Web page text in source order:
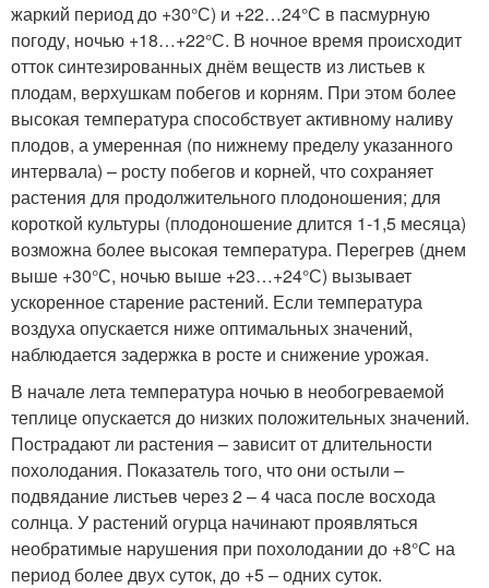
жаркий период до +30°С) и +22…24°С в пасмурную
погоду, ночью +18…+22°С. В ночное время происходит
отток синтезированных днём веществ из листьев к
плодам, верхушкам побегов и корням. При этом более
высокая температура способствует активному наливу
плодов, а умеренная (по нижнему пределу указанного
интервала) – росту побегов и корней, что сохраняет
растения для продолжительного плодоношения; для
короткой культуры (плодоношение длится 1-1,5 месяца)
возможна более высокая температура. Перегрев (днем
выше +30°С, ночью выше +23…+24°С) вызывает
ускоренное старение растений. Если температура
воздуха опускается ниже оптимальных значений,
наблюдается задержка в росте и снижение урожая.
В начале лета температура ночью в необогреваемой
теплице опускается до низких положительных значений.
Пострадают ли растения – зависит от длительности
похолодания. Показатель того, что они остыли –
подвядание листьев через 2 – 4 часа после восхода
солнца. У растений огурца начинают проявляться
необратимые нарушения при похолодании до +8°С на
период более двух суток, до +5 – одних суток.